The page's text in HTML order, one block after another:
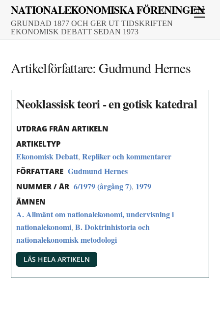
Skip
content
NATIONALEKONOMISKA FÖRENINGEN
GRUNDAD 1877 OCH GER UT TIDSKRIFTEN
EKONOMISK DEBATT SEDAN 1973
Artikelförfattare: Gudmund Hernes
Neoklassisk teori - en gotisk katedral
UTDRAG FRÅN ARTIKELN
ARTIKELTYP
Ekonomisk Debatt,Repliker och kommentarer
FÖRFATTARE Gudmund Hernes
NUMMER / ÅR 6/1979 (årgång 7), 1979
ÄMNEN
A. Allmänt om nationalekonomi, undervisning i
nationalekonomi,B. Doktrinhistoria och
nationalekonomisk metodologi
LÄS HELA ARTIKELN